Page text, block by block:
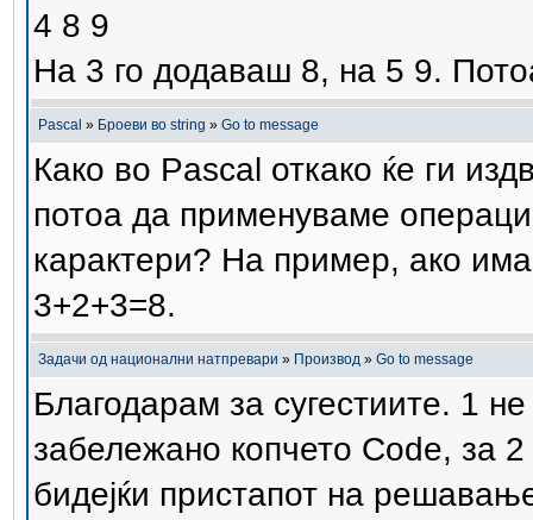
4 8 9
На 3 го додаваш 8, на 5 9.
Pascal » Броеви во string » Go to message
Како во Pascal откако ќе ги
потоа да применуваме
карактери? На пример, ако
3+2+3=8.
Задачи од национални натпревари » Производ » Go to message
Благодарам за сугестиите. 1
забележано копчето Code, за 2
бидејќи пристапот на